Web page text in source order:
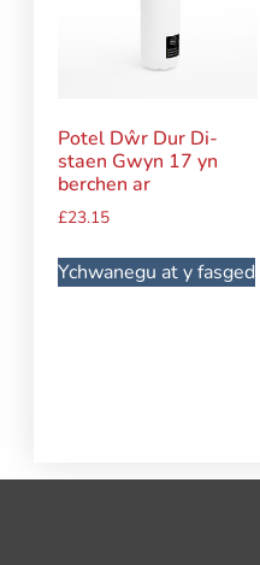
Potel Dŵr Dur Di-
staen Gwyn 17 yn
berchen ar
£23.15
Ychwanegu at y fasged